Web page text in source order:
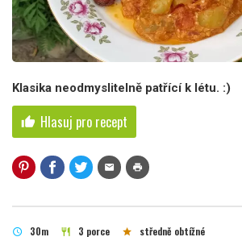
Klasika neodmyslitelně patřící k létu. :)
thumb_up Hlasuj pro recept
mail print
schedule 30m restaurant 3 porce star středně obtížné